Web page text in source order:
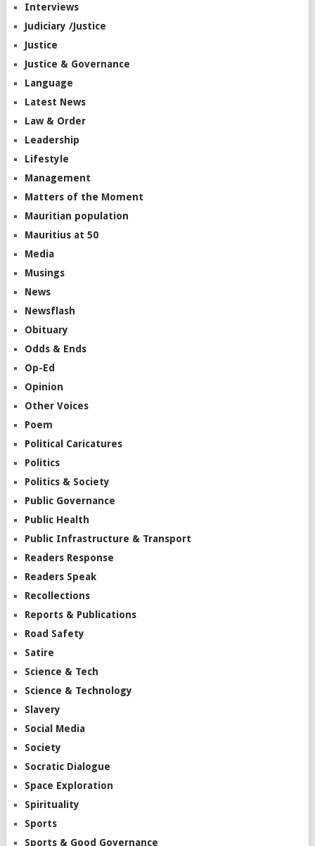
Interviews
Judiciary /Justice
Justice
Justice & Governance
Language
Latest News
Law & Order
Leadership
Lifestyle
Management
Matters of the Moment
Mauritian population
Mauritius at 50
Media
Musings
News
Newsflash
Obituary
Odds & Ends
Op-Ed
Opinion
Other Voices
Poem
Political Caricatures
Politics
Politics & Society
Public Governance
Public Health
Public Infrastructure & Transport
Readers Response
Readers Speak
Recollections
Reports & Publications
Road Safety
Satire
Science & Tech
Science & Technology
Slavery
Social Media
Society
Socratic Dialogue
Space Exploration
Spirituality
Sports
Sports & Good Governance